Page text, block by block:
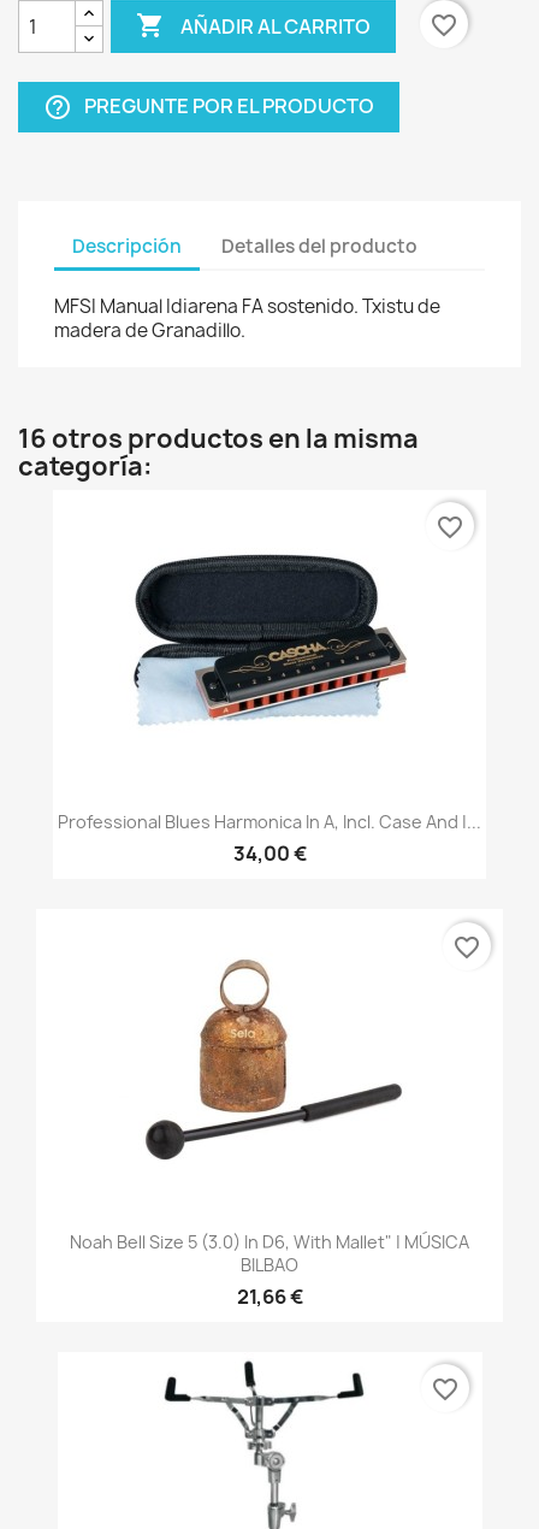
 AÑADIR AL CARRITO favorite_border
help_outline PREGUNTE POR EL PRODUCTO
Descripción Detalles del producto
MFSI Manual Idiarena FA sostenido. Txistu de
madera de Granadillo.
16 otros productos en la misma
categoría:
Professional Blues Harmonica In A, Incl. Case And |...
34,00 €
favorite_border
Noah Bell Size 5 (3.0) In D6, With Mallet" | MÚSICA
BILBAO
21,66 €
favorite_border
favorite_border